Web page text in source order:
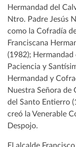
Hermandad del
Ntro. Padre Jesús
como la Cofradía
Franciscana
(1982);
Paciencia y
Hermandad y
Nuestra Señora de
del Santo Entierro
creó la Venerable
Despojo.
El alcalde